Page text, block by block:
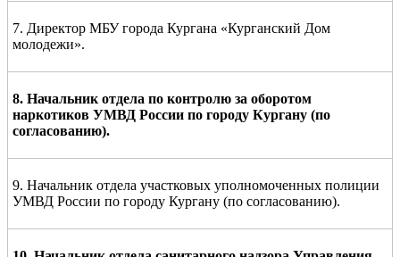
7. Директор МБУ города Кургана «Курганский Дом
молодежи».
8. Начальник отдела по контролю за оборотом
наркотиков УМВД России по городу Кургану (по
согласованию).
9. Начальник отдела участковых уполномоченных полиции
УМВД России по городу Кургану (по согласованию).